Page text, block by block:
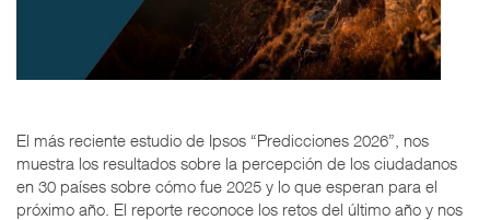
El más reciente estudio de Ipsos “Predicciones 2026”, nos
muestra los resultados sobre la percepción de los ciudadanos
en 30 países sobre cómo fue 2025 y lo que esperan para el
próximo año. El reporte reconoce los retos del último año y nos